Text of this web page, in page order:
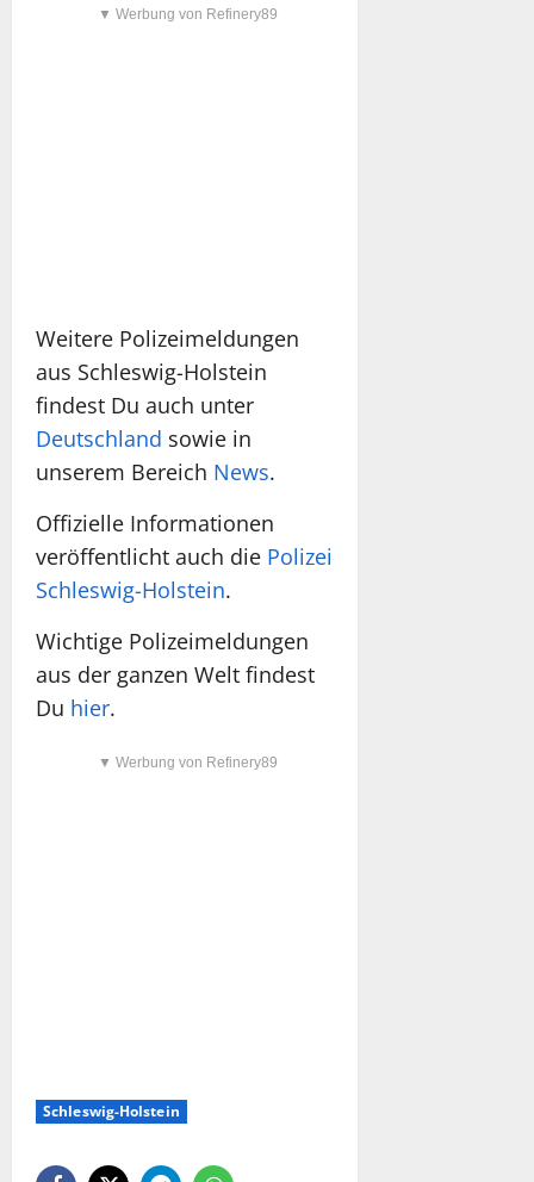
▼ Werbung von Refinery89
Weitere Polizeimeldungen
aus Schleswig-Holstein
findest Du auch unter
Deutschland sowie in
unserem Bereich News.
Offizielle Informationen
veröffentlicht auch die Polizei
Schleswig-Holstein.
Wichtige Polizeimeldungen
aus der ganzen Welt findest
Du hier.
▼ Werbung von Refinery89
Schleswig-Holstein